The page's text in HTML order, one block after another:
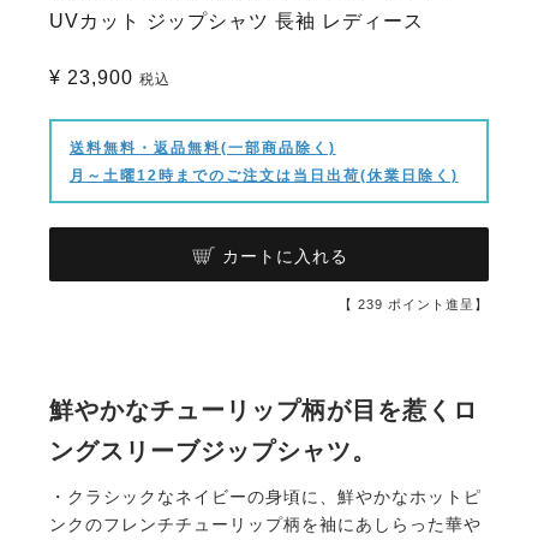
UVカット ジップシャツ 長袖 レディース
¥ 23,900 税込
送料無料・返品無料(一部商品除く)
月～土曜12時までのご注文は当日出荷(休業日除く)
カートに入れる
【 239 ポイント進呈】
鮮やかなチューリップ柄が目を惹くロ
ングスリーブジップシャツ。
・クラシックなネイビーの身頃に、鮮やかなホットピ
ンクのフレンチチューリップ柄を袖にあしらった華や